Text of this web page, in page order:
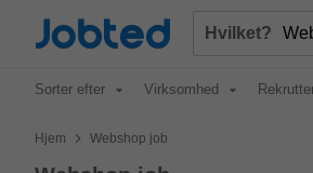
Jobted Hvilket?
Sorter efter Virksomhed
Hjem > Webshop job